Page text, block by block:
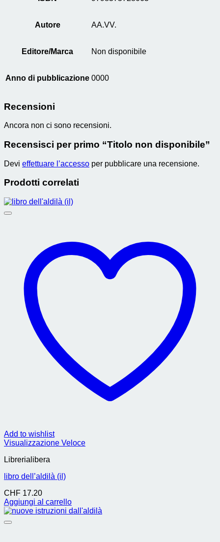
Autore AA.VV.
Editore/Marca Non disponibile
Anno di pubblicazione 0000
Recensioni
Ancora non ci sono recensioni.
Recensisci per primo “Titolo non disponibile”
Devi effettuare l’accesso per pubblicare una recensione.
Prodotti correlati
Add to wishlist
Visualizzazione Veloce
Librerialibera
libro dell’aldilà (il)
CHF 17.20
Aggiungi al carrello